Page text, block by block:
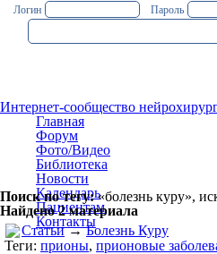
Логин Пароль
Интернет-сообщество
Главная
Форум
Фото/Видео
Библиотека
Новости
Календарь
Пациентам
Контакты
Поиск по тегу:«болезнь куру»,
Найдено 2 материала
Статьи→Болезнь Куру
Теги: прионы, прионовые